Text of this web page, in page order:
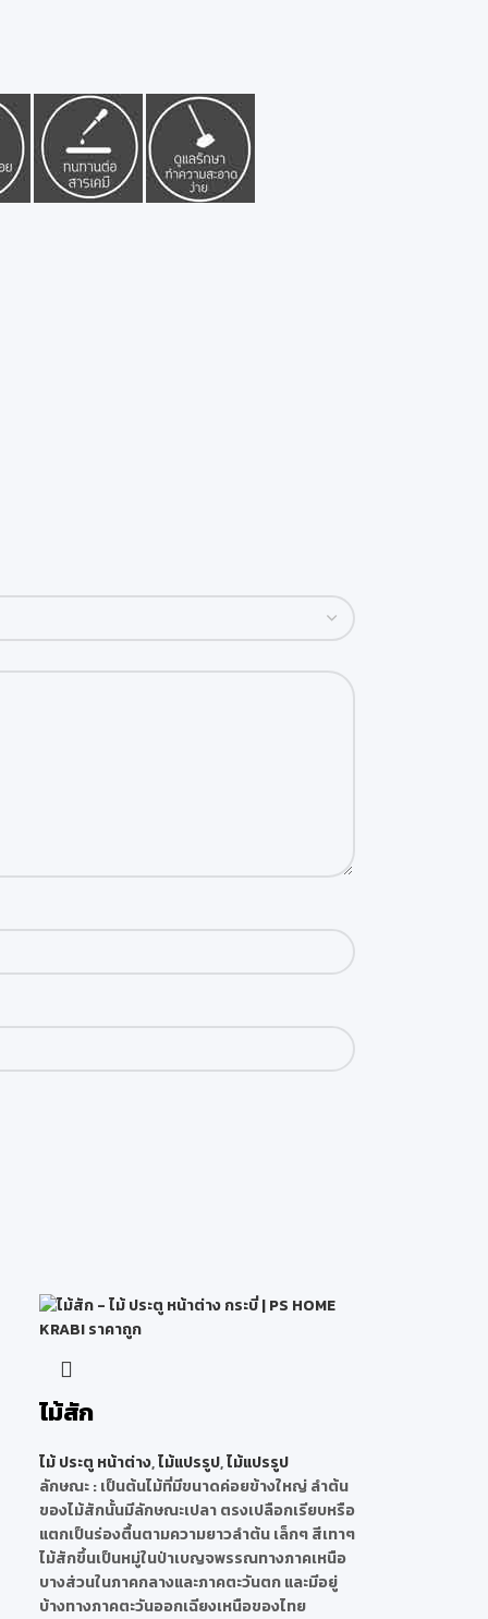
ไม้สัก
ไม้ ประตู หน้าต่าง,ไม้แปรรูป,ไม้แปรรูป
ลักษณะ: เป็นต้นไม้ที่มีขนาดค่อยข้างใหญ่ ลำต้น
ของไม้สักนั้นมีลักษณะเปลา ตรงเปลือกเรียบหรือ
แตกเป็นร่องตื้นตามความยาวลำต้น เล็กๆ สีเทาๆ
ไม้สักขึ้นเป็นหมู่ในป่าเบญจพรรณทางภาคเหนือ
บางส่วนในภาคกลางและภาคตะวันตก และมีอยู่
บ้างทางภาคตะวันออกเฉียงเหนือของไทย